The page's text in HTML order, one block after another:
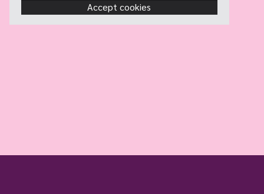
Accept cookies